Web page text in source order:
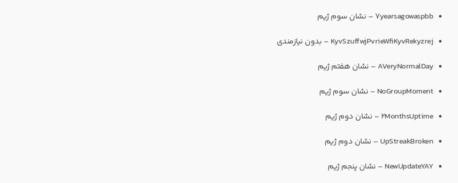
7yearsagowaspbb – نشان سوم ژیم
KyvSzuffwjPvrieWfiKyvRekyzrej – بدون نیازمندی
AVeryNormalDay – نشان هفتم ژیم
NoGroupMoment – نشان سوم ژیم
2MonthsUptime – نشان دوم ژیم
UpStreakBroken – نشان دوم ژیم
NewUpdateYAY – نشان پنجم ژیم